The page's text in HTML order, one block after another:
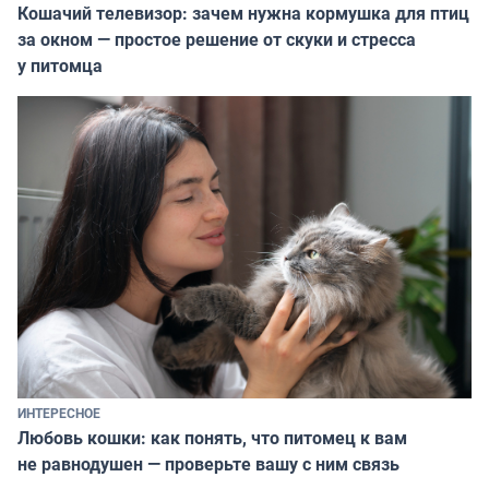
Кошачий телевизор: зачем нужна кормушка для птиц
за окном — простое решение от скуки и стресса
у питомца
ИНТЕРЕСНОЕ
Любовь кошки: как понять, что питомец к вам
не равнодушен — проверьте вашу с ним связь